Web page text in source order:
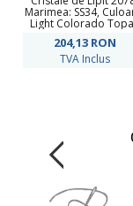
Marimea: SS34,
Light Colorado
204,13 RON
TVA Inclus